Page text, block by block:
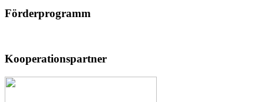
Förderprogramm
Kooperationspartner